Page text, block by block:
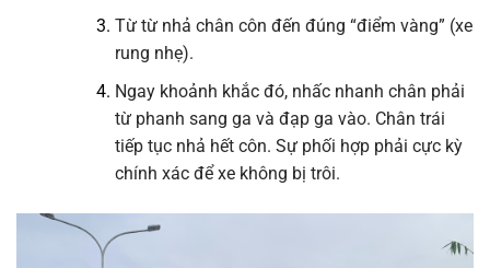
Từ từ nhả chân côn đến đúng “điểm vàng” (xe
rung nhẹ).
Ngay khoảnh khắc đó, nhấc nhanh chân phải
từ phanh sang ga và đạp ga vào. Chân trái
tiếp tục nhả hết côn. Sự phối hợp phải cực kỳ
chính xác để xe không bị trôi.